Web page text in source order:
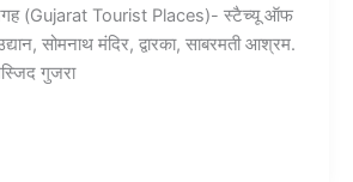
(Gujarat Tourist Places)- स्टैच्यू ऑफ
सोमनाथ मंदिर, द्वारका, साबरमती आश्रम.
गुजरा